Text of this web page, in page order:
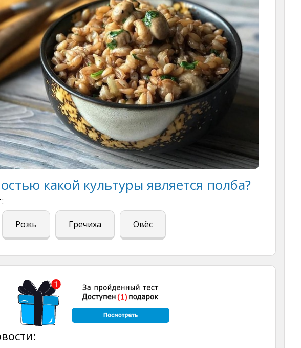
какой культуры является полба?
Рожь Гречиха Овёс